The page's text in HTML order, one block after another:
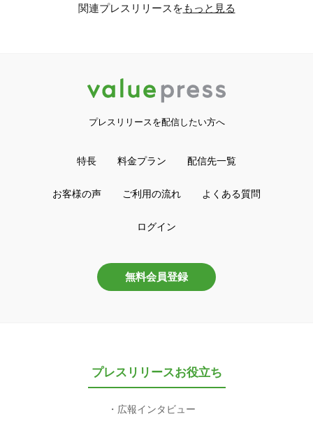
関連プレスリリースをもっと見る
プレスリリースを配信したい方へ
特長 料金プラン 配信先一覧
お客様の声 ご利用の流れ よくある質問
ログイン
無料会員登録
プレスリリースお役立ち
広報インタビュー